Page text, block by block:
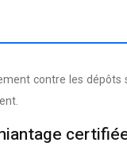
contre les